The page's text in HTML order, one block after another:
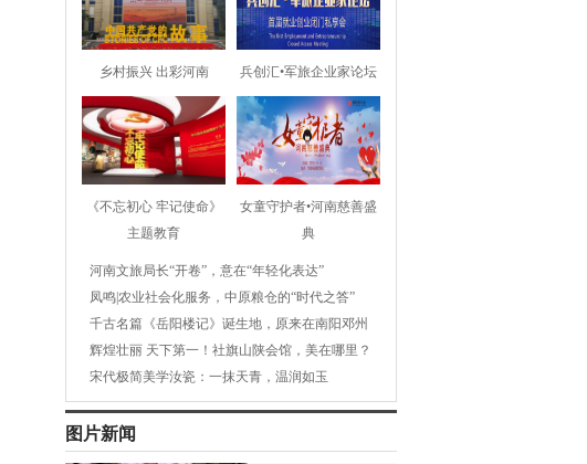
乡村振兴 出彩河南 兵创汇•军旅企业家论坛
《不忘初心 牢记使命》
主题教育
女童守护者•河南慈善盛
典
河南文旅局长“开卷”，意在“年轻化表达”
凤鸣|农业社会化服务，中原粮仓的“时代之答”
千古名篇《岳阳楼记》诞生地，原来在南阳邓州
辉煌壮丽 天下第一！社旗山陕会馆，美在哪里？
宋代极简美学汝瓷：一抹天青，温润如玉
图片新闻